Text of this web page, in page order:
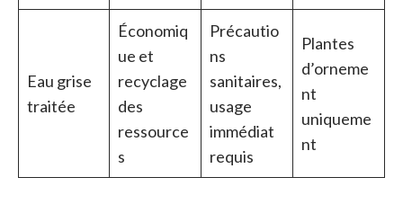
Eau grise
traitée
Économiq
ue et
recyclage
des
ressource
s
Précautio
ns
sanitaires,
usage
immédiat
requis
Plantes
d’orneme
nt
uniqueme
nt